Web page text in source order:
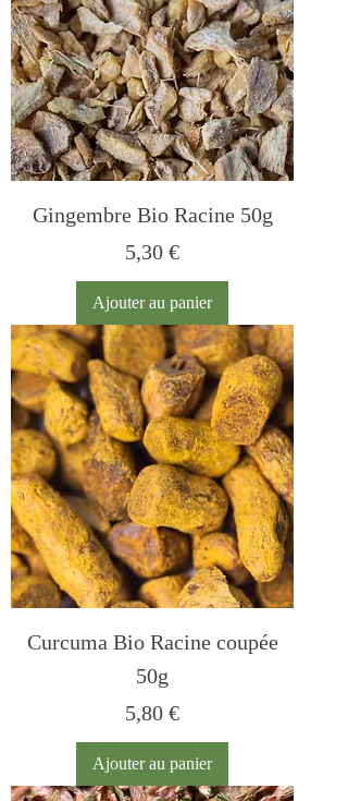
Gingembre Bio Racine 50g
Prix
5,30 €
Ajouter au panier
Curcuma Bio Racine coupée
50g
Prix
5,80 €
Ajouter au panier